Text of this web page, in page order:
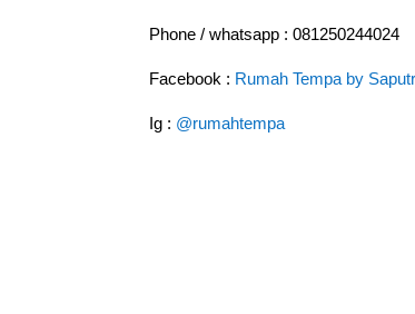
Phone / whatsapp : 081250244024
Facebook : Rumah Tempa by
Ig : @rumahtempa